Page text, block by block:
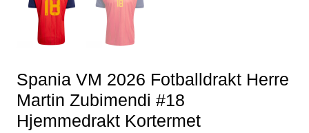
Spania VM 2026 Fotballdrakt Herre
Martin Zubimendi #18
Hjemmedrakt Kortermet